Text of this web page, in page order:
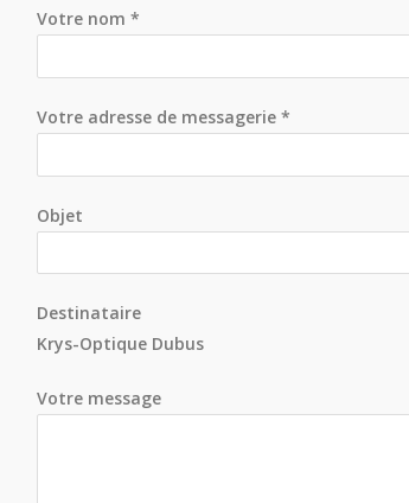
Votre nom *
Votre adresse de messagerie *
Objet
Destinataire
Krys-Optique Dubus
Votre message